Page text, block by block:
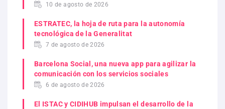
10 de agosto de 2026
ESTRATEC, la hoja de ruta para la autonomía
tecnológica de la Generalitat
7 de agosto de 2026
Barcelona Social, una nueva app para agilizar la
comunicación con los servicios sociales
6 de agosto de 2026
El ISTAC y CIDIHUB impulsan el desarrollo de la